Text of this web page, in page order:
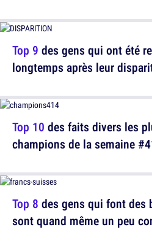
Top 9 des gens qui ont été
longtemps après leur
Top 8 des gens qui font des
sont quand même un peu
Top 10 des faits divers les
champions de la semaine